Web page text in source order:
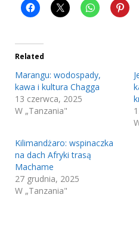
Related
Marangu: wodospady,
kawa i kultura Chagga
13 czerwca, 2025
W „Tanzania"
Kilimandżaro: wspinaczka
na dach Afryki trasą
Machame
27 grudnia, 2025
W „Tanzania"